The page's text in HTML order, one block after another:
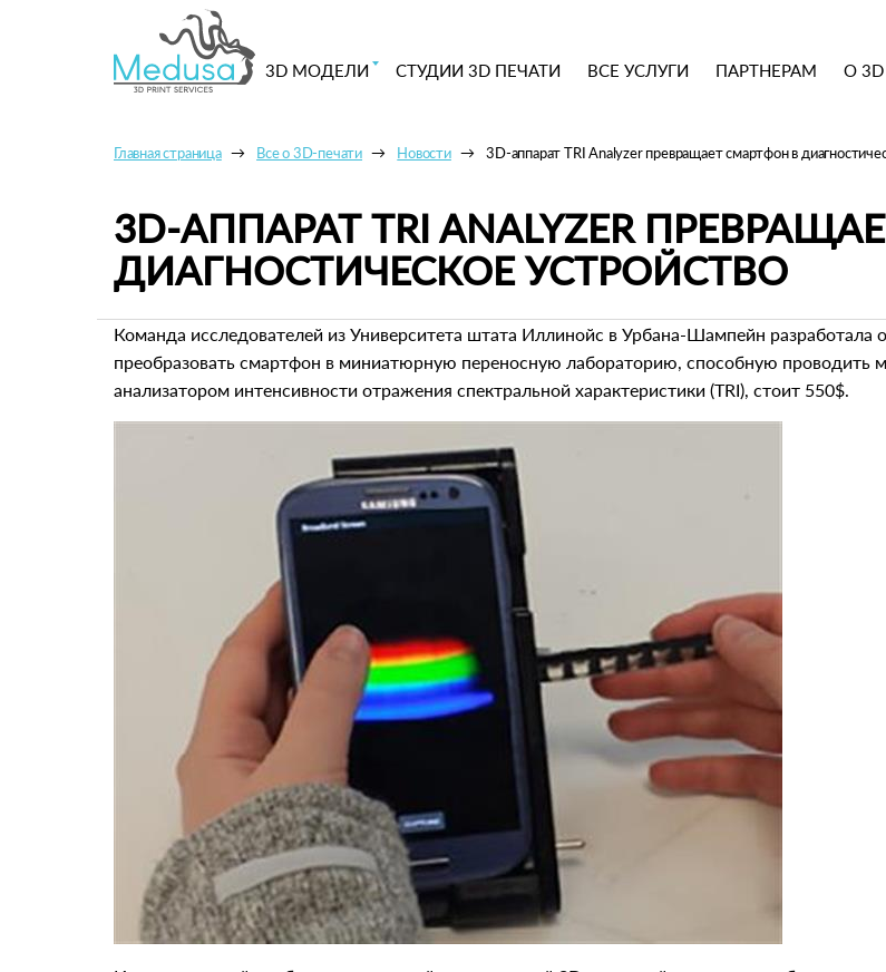
3D МОДЕЛИ СТУДИИ 3D ПЕЧАТИ ВСЕ УСЛУГИ ПАРТНЕРАМ О
Главная страница Все о 3D-печати Новости 3D-аппарат TRI Analyzer превращает смартфон в
3D-АППАРАТ TRI ANALYZER
ДИАГНОСТИЧЕСКОЕ УСТРОЙСТВО
Команда исследователей из Университета штата Иллинойс в Урбана-Шампейн разработала
преобразовать смартфон в миниатюрную переносную лабораторию, способную проводить
анализатором интенсивности отражения спектральной характеристики (TRI), стоит 550$.